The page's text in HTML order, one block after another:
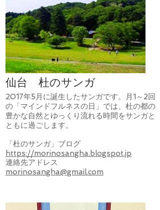
仙台 杜のサンガ
2017年5月に誕生したサンガです。月1～2回
の「マインドフルネスの日」では、杜の都の
豊かな自然とゆっくり流れる時間をサンガと
ともに過ごします。
「杜のサンガ」ブログ
https://morinosangha.blogspot.jp
連絡先アドレス
morinosangha@gmail.com